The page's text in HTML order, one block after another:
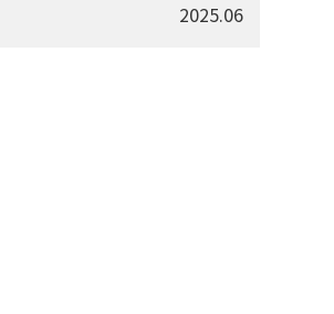
2025.06